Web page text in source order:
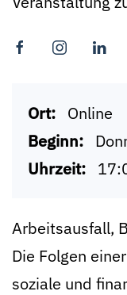
Ort: Online
Beginn:
Uhrzeit:
Arbeitsausfall,
Die Folgen
soziale und